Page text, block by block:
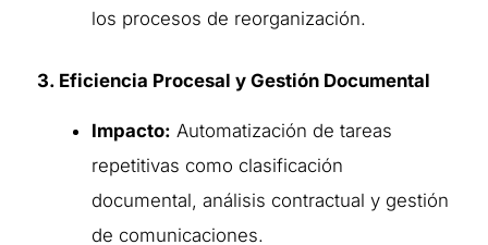
los procesos de reorganización.
3. Eficiencia Procesal y Gestión Documental
Impacto: Automatización de tareas
repetitivas como clasificación
documental, análisis contractual y gestión
de comunicaciones.